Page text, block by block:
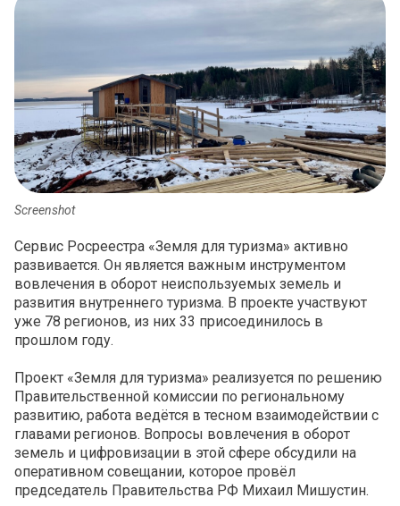
Screenshot
Сервис Росреестра «Земля для туризма» активно
развивается. Он является важным инструментом
вовлечения в оборот неиспользуемых земель и
развития внутреннего туризма. В проекте участвуют
уже 78 регионов, из них 33 присоединилось в
прошлом году.
Проект «Земля для туризма» реализуется по решению
Правительственной комиссии по региональному
развитию, работа ведётся в тесном взаимодействии с
главами регионов. Вопросы вовлечения в оборот
земель и цифровизации в этой сфере обсудили на
оперативном совещании, которое провёл
председатель Правительства РФ Михаил Мишустин.